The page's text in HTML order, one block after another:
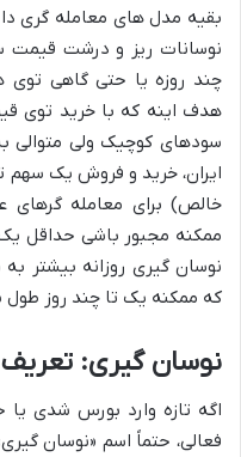
بقیه مدل های معامله گری
نوسانات ریز و درشت قیمت
چند روزه یا حتی گاهی توی
هدف اینه که با خرید توی
سودهای کوچیک ولی متوالی
خالص) برای معامله گرهای
ممکنه مجبور باشی حداقل
نوسان گیری روزانه بیشتر
که ممکنه یک تا چند روز
نوسان گیری:
اگه تازه وارد بورس شدی
فعالی، حتماً اسم «نوسان